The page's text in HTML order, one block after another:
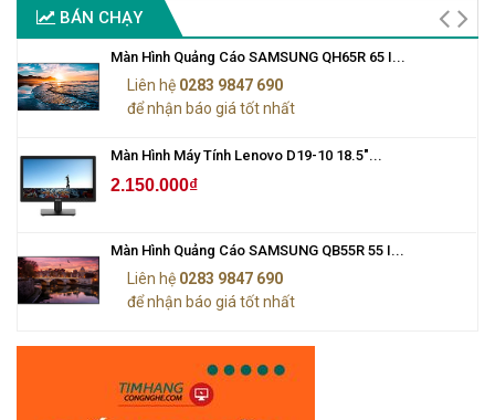
BÁN CHẠY
Màn Hình Quảng Cáo SAMSUNG QH65R 65 I...
Liên hệ 0283 9847 690
để nhận báo giá tốt nhất
Màn Hình Máy Tính Lenovo D19-10 18.5"...
2.150.000₫
Màn Hình Quảng Cáo SAMSUNG QB55R 55 I...
Liên hệ 0283 9847 690
để nhận báo giá tốt nhất